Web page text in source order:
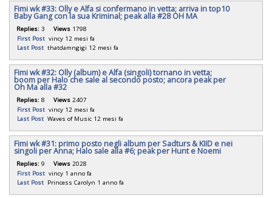
Fimi wk #33: Olly e Alfa si confermano in vetta; arriva in top10
Baby Gang con la sua Kriminal; peak alla #28 OH MA
Replies: 3 Views 1798
First Post vincy 12 mesi fa
Last Post thatdamngigi 12 mesi fa
Fimi wk #32: Olly (album) e Alfa (singoli) tornano in vetta;
boom per Halo che sale al secondo posto; ancora peak per
Oh Ma alla #32
Replies: 8 Views 2407
First Post vincy 12 mesi fa
Last Post Waves of Music 12 mesi fa
Fimi wk #31: primo posto negli album per Sadturs & KIID e nei
singoli per Anna; Halo sale alla #6; peak per Hunt e Noemi
Replies: 9 Views 2028
First Post vincy 1 anno fa
Last Post Princess Carolyn 1 anno fa